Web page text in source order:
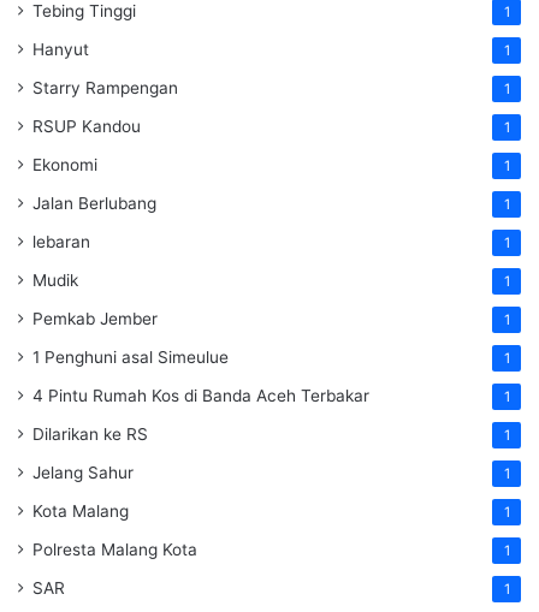
Tebing Tinggi 1
Hanyut 1
Starry Rampengan 1
RSUP Kandou 1
Ekonomi 1
Jalan Berlubang 1
lebaran 1
Mudik 1
Pemkab Jember 1
1 Penghuni asal Simeulue 1
4 Pintu Rumah Kos di Banda Aceh Terbakar 1
Dilarikan ke RS 1
Jelang Sahur 1
Kota Malang 1
Polresta Malang Kota 1
SAR 1